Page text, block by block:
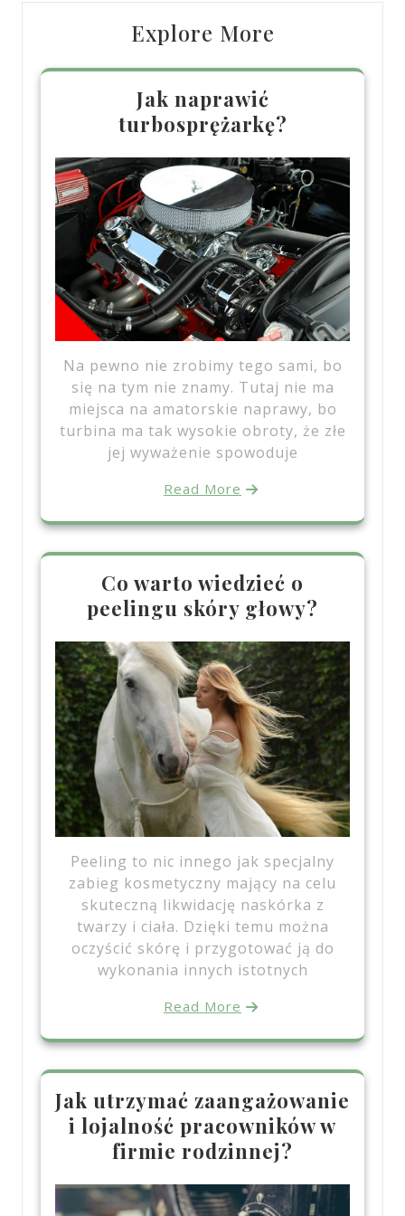
Explore More
Jak naprawić
turbosprężarkę?
Na pewno nie zrobimy tego sami, bo
się na tym nie znamy. Tutaj nie ma
miejsca na amatorskie naprawy, bo
turbina ma tak wysokie obroty, że złe
jej wyważenie spowoduje
Read More
Co warto wiedzieć o
peelingu skóry głowy?
Peeling to nic innego jak specjalny
zabieg kosmetyczny mający na celu
skuteczną likwidację naskórka z
twarzy i ciała. Dzięki temu można
oczyścić skórę i przygotować ją do
wykonania innych istotnych
Read More
Jak utrzymać zaangażowanie
i lojalność pracowników w
firmie rodzinnej?